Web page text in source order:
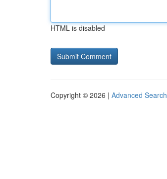
HTML is disabled
Copyright © 2026 | Advanced Search